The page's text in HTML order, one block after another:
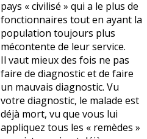
pays « civilisé » qui a le plus de
fonctionnaires tout en ayant la
population toujours plus
mécontente de leur service.
Il vaut mieux des fois ne pas
faire de diagnostic et de faire
un mauvais diagnostic. Vu
votre diagnostic, le malade est
déjà mort, vu que vous lui
appliquez tous les « remèdes »